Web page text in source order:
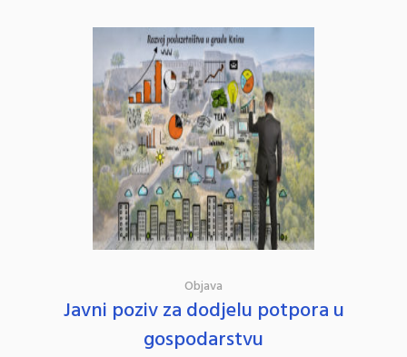
Objava
Javni poziv za dodjelu potpora u
gospodarstvu